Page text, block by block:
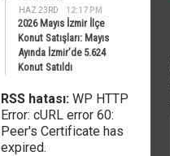
HAZ 23RD 12:17 PM
2026 Mayıs İzmir İlçe
Konut Satışları: Mayıs
Ayında İzmir’de 5.624
Konut Satıldı
RSS hatası: WP HTTP
Error: cURL error 60:
Peer's Certificate has
expired.